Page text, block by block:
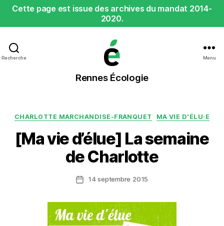
Cette page est issue des archives du mandat 2014-
2020.
Recherche
Rennes
Écologie
Rennes Écologie
Menu
Catégories
CHARLOTTE MARCHANDISE-FRANQUET MA VIE D'ÉLU·E
[Ma vie d’élue] La semaine
de Charlotte
Date14 septembre 2015